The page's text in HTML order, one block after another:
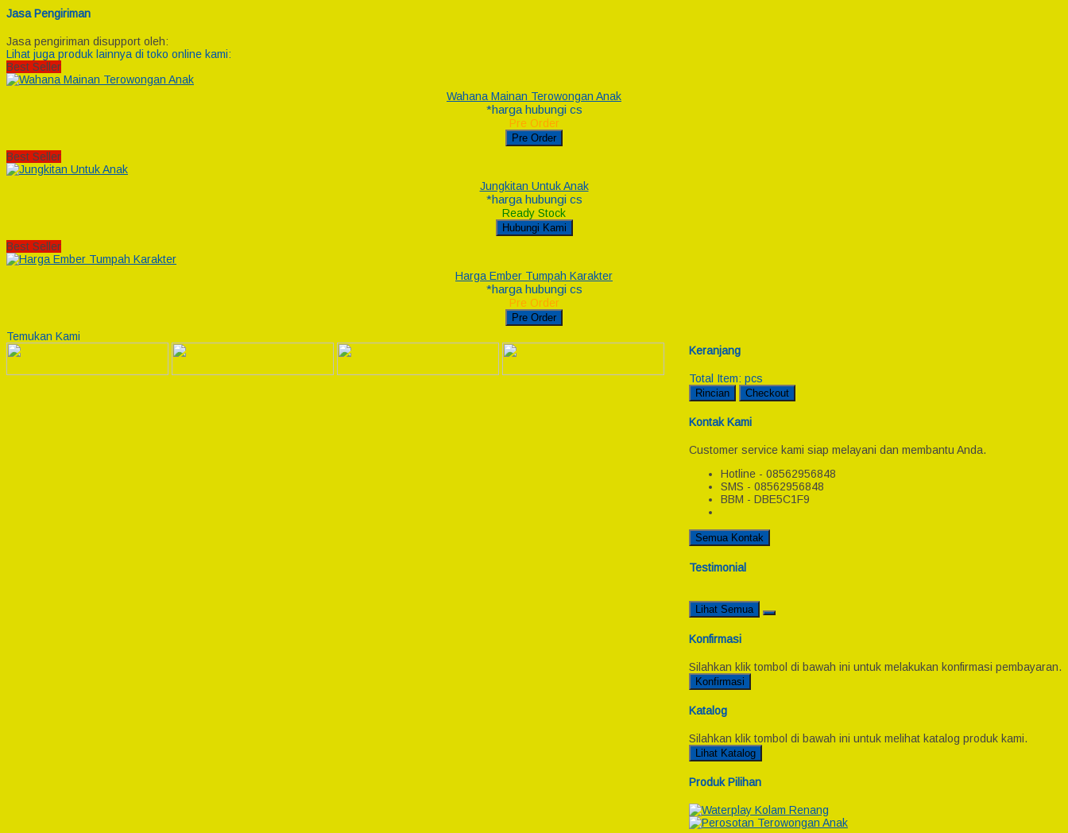
Jasa Pengiriman
Jasa pengiriman disupport oleh:
Lihat juga produk lainnya di toko online kami:
Best Seller
Wahana Mainan Terowongan Anak
*harga hubungi cs
Pre Order
Pre Order
Best Seller
Jungkitan Untuk Anak
*harga hubungi cs
Ready Stock
Hubungi Kami
Best Seller
Harga Ember Tumpah Karakter
*harga hubungi cs
Pre Order
Pre Order
Keranjang
Total Item: pcs
Rincian Checkout
Kontak Kami
Customer service kami siap melayani dan membantu Anda.
Hotline - 08562956848
SMS - 08562956848
BBM - DBE5C1F9
Semua Kontak
Testimonial
Lihat Semua
Konfirmasi
Silahkan klik tombol di bawah ini untuk melakukan konfirmasi pembayaran.
Konfirmasi
Katalog
Silahkan klik tombol di bawah ini untuk melihat katalog produk kami.
Lihat Katalog
Produk Pilihan
Temukan Kami